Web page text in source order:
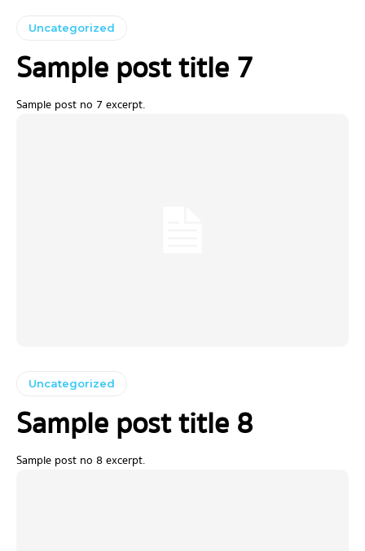
Uncategorized
Sample post title 7
Sample post no 7 excerpt.
Uncategorized
Sample post title 8
Sample post no 8 excerpt.